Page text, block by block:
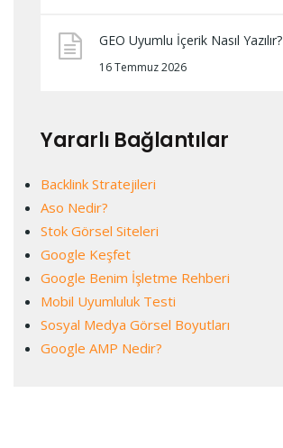
GEO Uyumlu İçerik Nasıl Yazılır?
16 Temmuz 2026
Yararlı Bağlantılar
Backlink Stratejileri
Aso Nedir?
Stok Görsel Siteleri
Google Keşfet
Google Benim İşletme Rehberi
Mobil Uyumluluk Testi
Sosyal Medya Görsel Boyutları
Google AMP Nedir?